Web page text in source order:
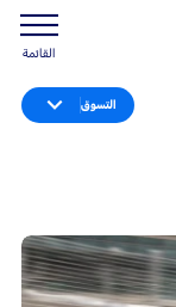
القائمة
التسوق